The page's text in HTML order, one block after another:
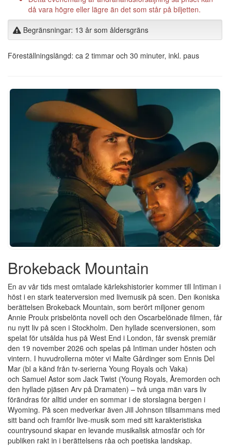
då vara högre eller lägre än det som står på biljetten.
Begränsningar: 13 år som åldersgräns
Föreställningslängd: ca 2 timmar och 30 minuter, inkl. paus
Brokeback Mountain
En av vår tids mest omtalade kärlekshistorier kommer till Intiman i
höst i en stark teaterversion med livemusik på scen. Den ikoniska
berättelsen Brokeback Mountain, som berört miljoner genom
Annie Proulx prisbelönta novell och den Oscarbelönade filmen, får
nu nytt liv på scen i Stockholm. Den hyllade scenversionen, som
spelat för utsålda hus på West End i London, får svensk premiär
den 19 november 2026 och spelas på Intiman under hösten och
vintern. I huvudrollerna möter vi Malte Gårdinger som Ennis Del
Mar (bl a känd från tv-serierna Young Royals och Vaka)
och Samuel Astor som Jack Twist (Young Royals, Åremorden och
den hyllade pjäsen Arv på Dramaten) – två unga män vars liv
förändras för alltid under en sommar i de storslagna bergen i
Wyoming. På scen medverkar även Jill Johnson tillsammans med
sitt band och framför live-musik som med sitt karakteristiska
countrysound skapar en levande musikalisk atmosfär och för
publiken rakt in i berättelsens råa och poetiska landskap.